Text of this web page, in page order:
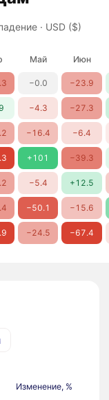
· USD ($)
Май Июн
−0.0 −23.9
−4.3 −27.3
−16.4 −6.4
+101 −39.3
−5.4 +12.5
−50.1 −15.6
−24.5 −67.4
Изменение, %